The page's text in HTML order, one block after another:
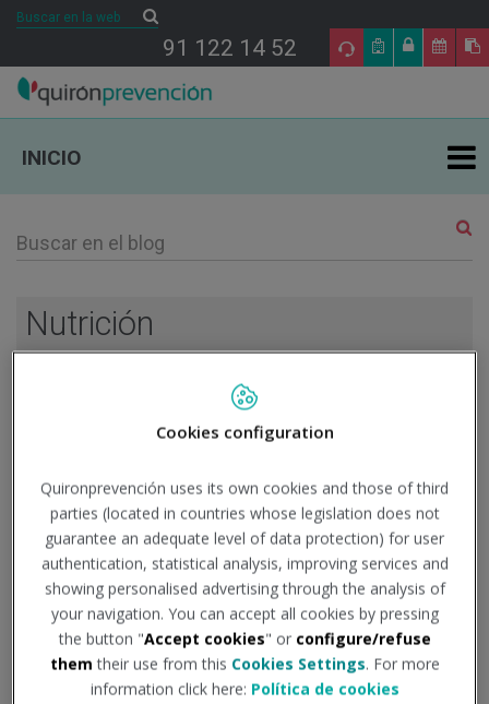
Buscar
91 122 14 52
SECTORES DE ACTIVIDAD
INICIO
Nutrición
30
Cookies configuration
Quironprevención uses its own cookies and those of third
parties (located in countries whose legislation does not
guarantee an adequate level of data protection) for user
authentication, statistical analysis, improving services and
showing personalised advertising through the analysis of
your navigation. You can accept all cookies by pressing
the button "Accept cookies" or configure/refuse
them their use from this Cookies Settings. For more
information click here: Política de cookies